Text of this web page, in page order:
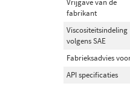
Vrijgave van de
fabrikant
Viscositeitsindeling
volgens SAE
Fabrieksadvies
API specificaties